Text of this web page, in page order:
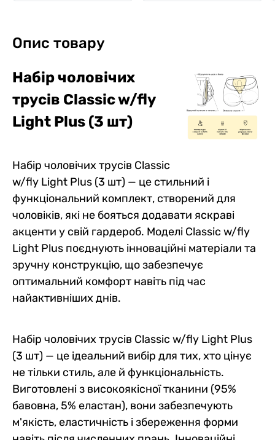
Опис товару
Набір чоловічих
трусів Classic w/fly
Light Plus (3 шт)
Набір чоловічих трусів Classic
w/fly Light Plus (3 шт) — це стильний і
функціональний комплект, створений для
чоловіків, які не бояться додавати яскраві
акценти у свій гардероб. Моделі Classic w/fly
Light Plus поєднують інноваційні матеріали та
зручну конструкцію, що забезпечує
оптимальний комфорт навіть під час
найактивніших днів.
Набір чоловічих трусів Classic w/fly Light Plus
(3 шт) — це ідеальний вибір для тих, хто цінує
не тільки стиль, але й функціональність.
Виготовлені з високоякісної тканини (95%
бавовна, 5% еластан), вони забезпечують
м'якість, еластичність і збереження форми